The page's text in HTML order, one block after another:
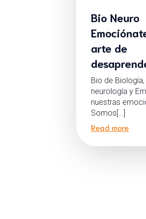
Bio Neuro
arte de
Bio de
neurología y
nuestras
Somos[…]
Read more